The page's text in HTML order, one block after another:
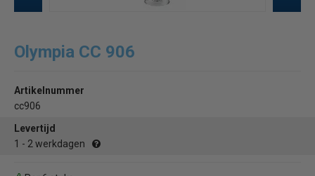
Olympia CC 906
Artikelnummer
cc906
Levertijd
1 - 2 werkdagen